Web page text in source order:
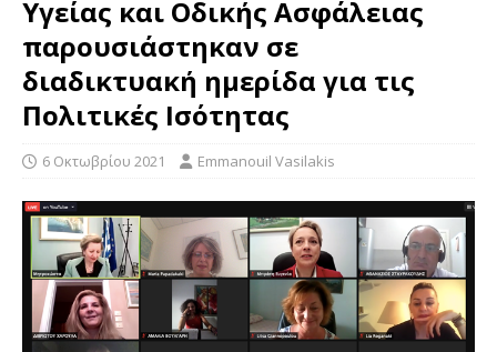
Υγείας και Οδικής Ασφάλειας
παρουσιάστηκαν σε
διαδικτυακή ημερίδα για τις
Πολιτικές Ισότητας
6 Οκτωβρίου 2021 Emmanouil Vasilakis